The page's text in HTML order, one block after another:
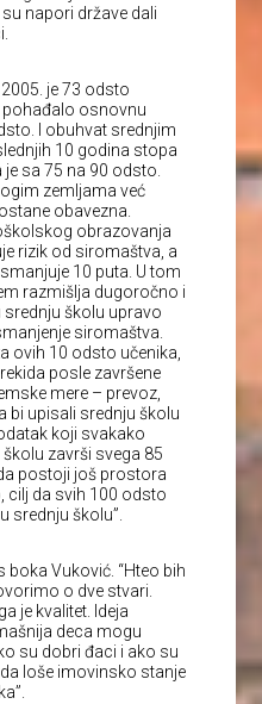
napori države dali
je 73 odsto
pohađalo osnovnu
I obuhvat srednjim
10 godina stopa
sa 75 na 90 odsto.
zemljama već
obavezna.
obrazovanja
rizik od siromaštva, a
10 puta. U tom
razmišlja dugoročno i
srednju školu upravo
siromaštva.
ovih 10 odsto učenika,
posle završene
mere – prevoz,
bi upisali srednju školu
koji svakako
završi svega 85
postoji još prostora
cilj da svih 100 odsto
srednju školu”.
boka Vuković. “Hteo bih
o dve stvari.
je kvalitet. Ideja
deca mogu
su dobri đaci i ako su
loše imovinsko stanje